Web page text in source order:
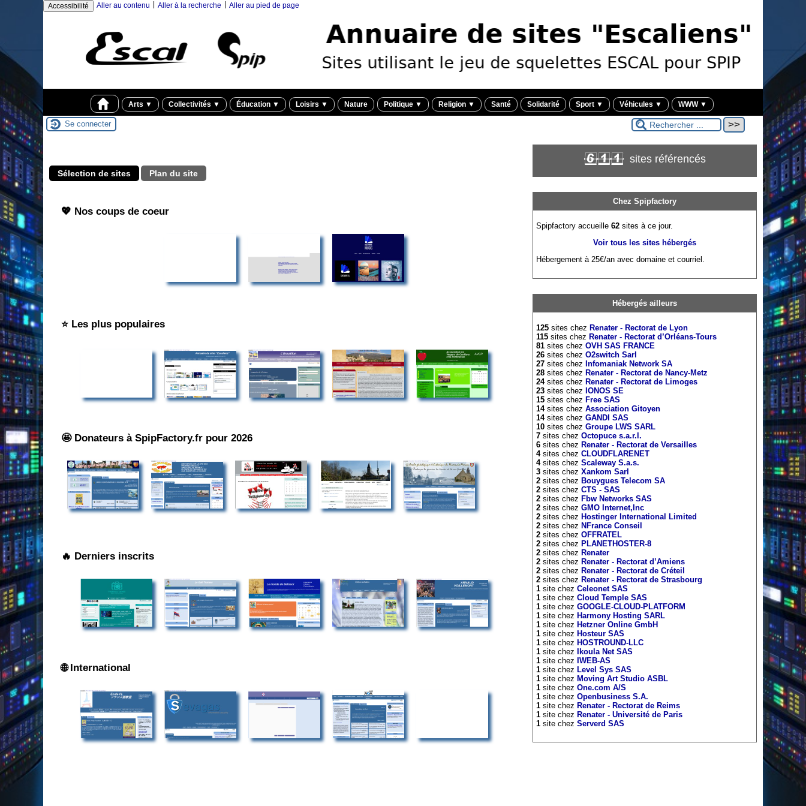
Accessibilité Aller au contenu Aller à la recherche Aller au pied de page
Arts ▼ Collectivités ▼ Éducation ▼ Loisirs ▼ Nature Politique ▼ Religion ▼ Santé Solidarité Sport ▼ Véhicules ▼ WWW ▼
Se connecter
Sélection de sites Plan du site
💖 Nos coups de coeur
⭐ Les plus populaires
🤩 Donateurs à SpipFactory.fr pour 2026
🔥 Derniers inscrits
🌐 International
611 sites référencés
Chez Spipfactory
Spipfactory accueille 62 sites à ce jour.
Voir tous les sites hébergés
Hébergement à 25€/an avec domaine et courriel.
Hébergés ailleurs
125 sites chez Renater - Rectorat de Lyon
115 sites chez Renater - Rectorat d’Orléans-Tours
81 sites chez OVH SAS FRANCE
26 sites chez O2switch Sarl
27 sites chez Infomaniak Network SA
28 sites chez Renater - Rectorat de Nancy-Metz
24sites chez Renater - Rectorat de Limoges
23 sites chez IONOS SE
15 sites chez Free SAS
14sites chez Association Gitoyen
14sites chez GANDI SAS
10 sites chez Groupe LWS SARL
7 sites chez Octopuce s.a.r.l.
6 sites chez Renater - Rectorat de Versailles
4sites chez CLOUDFLARENET
4sites chez Scaleway S.a.s.
3 sites chez Xankom Sarl
2 sites chez Bouygues Telecom SA
2 sites chez CTS - SAS
2 sites chez Fbw Networks SAS
2 sites chez GMO Internet,Inc
2 sites chez Hostinger International Limited
2 sites chez NFrance Conseil
2 sites chez OFFRATEL
2 sites chez PLANETHOSTER-8
2 sites chez Renater
2 sites chez Renater - Rectorat d’Amiens
2 sites chez Renater - Rectorat de Créteil
2 sites chez Renater - Rectorat de Strasbourg
1 site chez Celeonet SAS
1 site chez Cloud Temple SAS
1 site chez GOOGLE-CLOUD-PLATFORM
1 site chez Harmony Hosting SARL
1 site chez Hetzner Online GmbH
1 site chez Hosteur SAS
1 site chez HOSTROUND-LLC
1 site chez
Ikoula Net SAS
1 site chez IWEB-AS
1 site chez Level Sys SAS
1 site chez Moving Art Studio ASBL
1 site chez One.com A/S
1 site chez Openbusiness S.A.
1 site chez Renater - Rectorat de Reims
1 site chez Renater - Université de Paris
1 site chez Serverd SAS